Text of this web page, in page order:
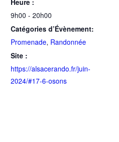
Heure :
9h00 - 20h00
Catégories d’Évènement:
Promenade, Randonnée
Site :
https://alsacerando.fr/juin-
2024/#17-6-osons